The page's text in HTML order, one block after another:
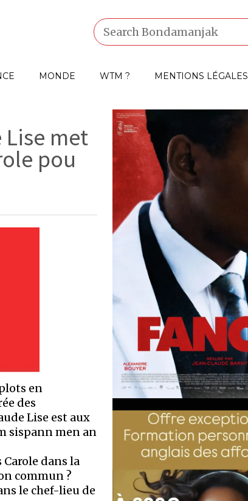
MONDE WTM ? MENTIONS LÉGALES
Lise met
pou
en
des
Lise est aux
sispann men an
dans la
commun ?
le chef-lieu de